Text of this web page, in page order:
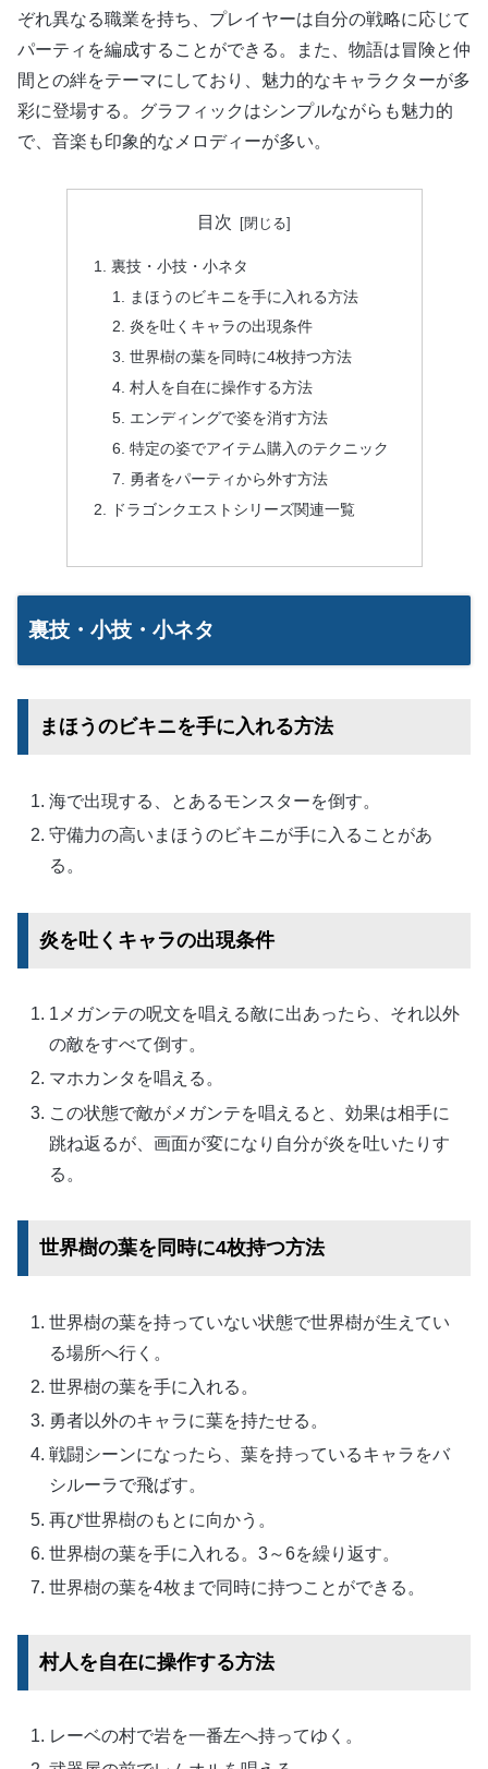
ぞれ異なる職業を持ち、プレイヤーは自分の戦略に応じて
パーティを編成することができる。また、物語は冒険と仲
間との絆をテーマにしており、魅力的なキャラクターが多
彩に登場する。グラフィックはシンプルながらも魅力的
で、音楽も印象的なメロディーが多い。
目次
裏技・小技・小ネタ
まほうのビキニを手に入れる方法
炎を吐くキャラの出現条件
世界樹の葉を同時に4枚持つ方法
村人を自在に操作する方法
エンディングで姿を消す方法
特定の姿でアイテム購入のテクニック
勇者をパーティから外す方法
ドラゴンクエストシリーズ関連一覧
裏技・小技・小ネタ
まほうのビキニを手に入れる方法
海で出現する、とあるモンスターを倒す。
守備力の高いまほうのビキニが手に入ることがあ
る。
炎を吐くキャラの出現条件
1メガンテの呪文を唱える敵に出あったら、それ以外
の敵をすべて倒す。
マホカンタを唱える。
この状態で敵がメガンテを唱えると、効果は相手に
跳ね返るが、画面が変になり自分が炎を吐いたりす
る。
世界樹の葉を同時に4枚持つ方法
世界樹の葉を持っていない状態で世界樹が生えてい
る場所へ行く。
世界樹の葉を手に入れる。
勇者以外のキャラに葉を持たせる。
戦闘シーンになったら、葉を持っているキャラをバ
シルーラで飛ばす。
再び世界樹のもとに向かう。
世界樹の葉を手に入れる。3～6を繰り返す。
世界樹の葉を4枚まで同時に持つことができる。
村人を自在に操作する方法
レーベの村で岩を一番左へ持ってゆく。